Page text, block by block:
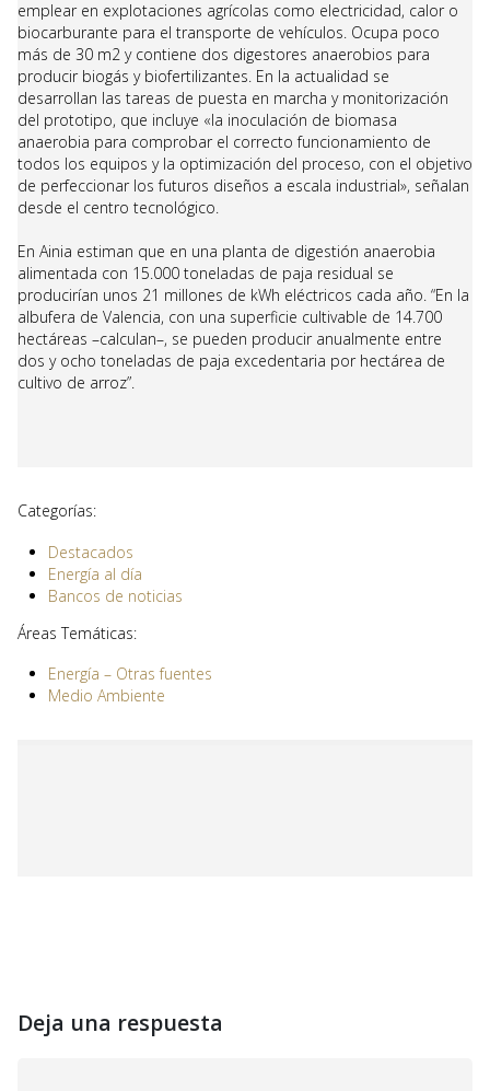
emplear en explotaciones agrícolas como electricidad, calor o
biocarburante para el transporte de vehículos. Ocupa poco
más de 30 m2 y contiene dos digestores anaerobios para
producir biogás y biofertilizantes. En la actualidad se
desarrollan las tareas de puesta en marcha y monitorización
del prototipo, que incluye «la inoculación de biomasa
anaerobia para comprobar el correcto funcionamiento de
todos los equipos y la optimización del proceso, con el objetivo
de perfeccionar los futuros diseños a escala industrial», señalan
desde el centro tecnológico.
En Ainia estiman que en una planta de digestión anaerobia
alimentada con 15.000 toneladas de paja residual se
producirían unos 21 millones de kWh eléctricos cada año. “En la
albufera de Valencia, con una superficie cultivable de 14.700
hectáreas –calculan–, se pueden producir anualmente entre
dos y ocho toneladas de paja excedentaria por hectárea de
cultivo de arroz”.
Categorías:
Destacados
Energía al día
Bancos de noticias
Áreas Temáticas:
Energía – Otras fuentes
Medio Ambiente
Deja una respuesta